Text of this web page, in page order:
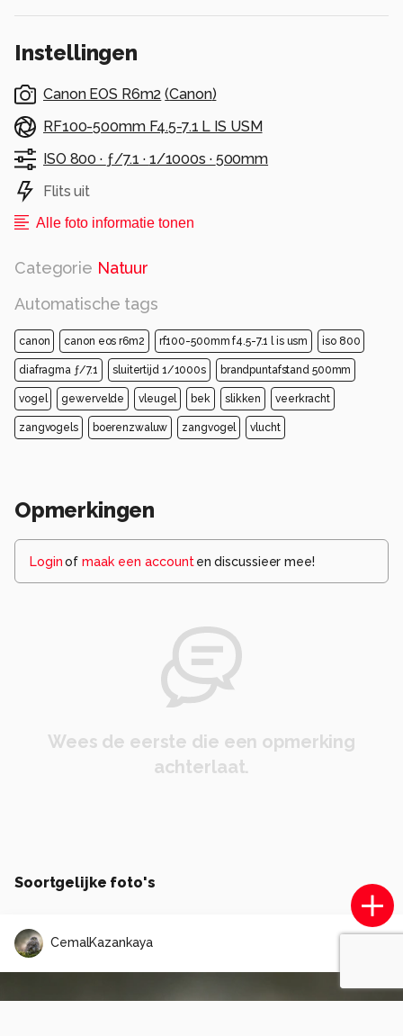
Instellingen
Canon EOS R6m2 (Canon)
RF100-500mm F4.5-7.1 L IS USM
ISO 800 · ƒ/7.1 · 1/1000s · 500mm
Flits uit
Alle foto informatie tonen
Categorie Natuur
Automatische tags
canon canon eos r6m2 rf100-500mm f4.5-7.1 l is usm iso 800
diafragma ƒ/7.1 sluitertijd 1/1000s brandpuntafstand 500mm
vogel gewervelde vleugel bek slikken veerkracht
zangvogels boerenzwaluw zangvogel vlucht
Opmerkingen
Loginof maak een account en discussieer mee!
Wees de eerste die een opmerking
achterlaat.
Soortgelijke foto's
CemalKazankaya